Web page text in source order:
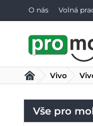
O nás Volná
Vše pro
Vivo